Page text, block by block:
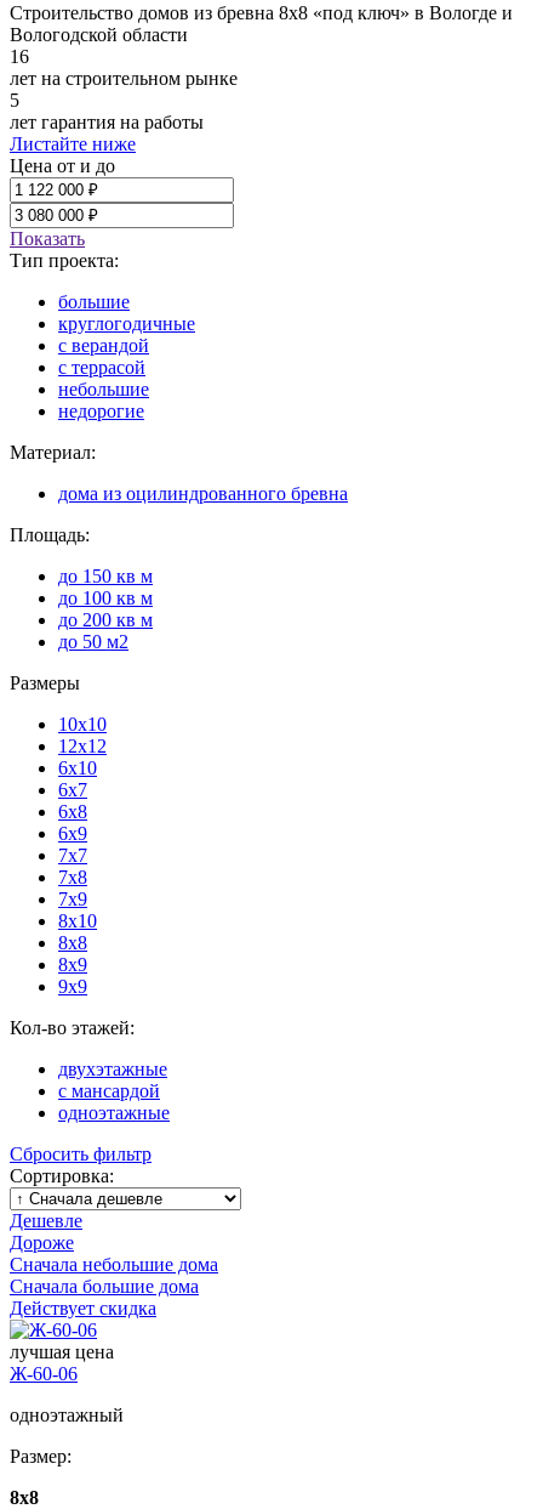
Строительство домов из бревна 8х8 «под ключ» в Вологде и
Вологодской области
16
лет на строительном рынке
5
лет гарантия на работы
Листайте ниже
Цена от и до
Показать
Тип проекта:
большие
круглогодичные
с верандой
с террасой
небольшие
недорогие
Материал:
дома из оцилиндрованного бревна
Площадь:
до 150 кв м
до 100 кв м
до 200 кв м
до 50 м2
Размеры
10x10
12x12
6x10
6x7
6x8
6x9
7x7
7x8
7x9
8x10
8x8
8x9
9x9
Кол-во этажей:
двухэтажные
с мансардой
одноэтажные
Сбросить фильтр
Сортировка:
Дешевле
Дороже
Сначала небольшие дома
Сначала большие дома
Действует скидка
лучшая цена
Ж-60-06
одноэтажный
Размер:
8x8